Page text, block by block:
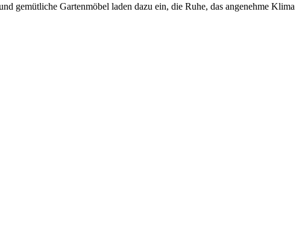
gemütliche Gartenmöbel laden dazu ein, die Ruhe, das angenehme Klima